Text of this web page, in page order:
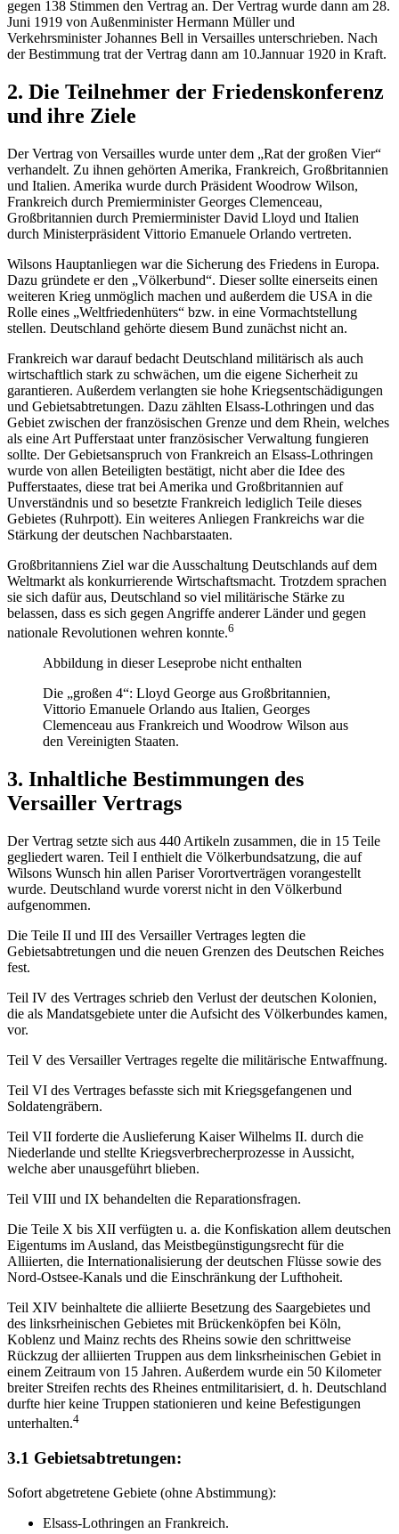
gegen 138 Stimmen den Vertrag an. Der Vertrag wurde dann am 28.
Juni 1919 von Außenminister Hermann Müller und
Verkehrsminister Johannes Bell in Versailles unterschrieben. Nach
der Bestimmung trat der Vertrag dann am 10.Jannuar 1920 in Kraft.
2. Die Teilnehmer der Friedenskonferenz
und ihre Ziele
Der Vertrag von Versailles wurde unter dem „Rat der großen Vier“
verhandelt. Zu ihnen gehörten Amerika, Frankreich, Großbritannien
und Italien. Amerika wurde durch Präsident Woodrow Wilson,
Frankreich durch Premierminister Georges Clemenceau,
Großbritannien durch Premierminister David Lloyd und Italien
durch Ministerpräsident Vittorio Emanuele Orlando vertreten.
Wilsons Hauptanliegen war die Sicherung des Friedens in Europa.
Dazu gründete er den „Völkerbund“. Dieser sollte einerseits einen
weiteren Krieg unmöglich machen und außerdem die USA in die
Rolle eines „Weltfriedenhüters“ bzw. in eine Vormachtstellung
stellen. Deutschland gehörte diesem Bund zunächst nicht an.
Frankreich war darauf bedacht Deutschland militärisch als auch
wirtschaftlich stark zu schwächen, um die eigene Sicherheit zu
garantieren. Außerdem verlangten sie hohe Kriegsentschädigungen
und Gebietsabtretungen. Dazu zählten Elsass-Lothringen und das
Gebiet zwischen der französischen Grenze und dem Rhein, welches
als eine Art Pufferstaat unter französischer Verwaltung fungieren
sollte. Der Gebietsanspruch von Frankreich an Elsass-Lothringen
wurde von allen Beteiligten bestätigt, nicht aber die Idee des
Pufferstaates, diese trat bei Amerika und Großbritannien auf
Unverständnis und so besetzte Frankreich lediglich Teile dieses
Gebietes (Ruhrpott). Ein weiteres Anliegen Frankreichs war die
Stärkung der deutschen Nachbarstaaten.
Großbritanniens Ziel war die Ausschaltung Deutschlands auf dem
Weltmarkt als konkurrierende Wirtschaftsmacht. Trotzdem sprachen
sie sich dafür aus, Deutschland so viel militärische Stärke zu
belassen, dass es sich gegen Angriffe anderer Länder und gegen
nationale Revolutionen wehren konnte.6
Abbildung in dieser Leseprobe nicht enthalten
Die „großen 4“: Lloyd George aus Großbritannien,
Vittorio Emanuele Orlando aus Italien, Georges
Clemenceau aus Frankreich und Woodrow Wilson aus
den Vereinigten Staaten.
3. Inhaltliche Bestimmungen des
Versailler Vertrags
Der Vertrag setzte sich aus 440 Artikeln zusammen, die in 15 Teile
gegliedert waren. Teil I enthielt die Völkerbundsatzung, die auf
Wilsons Wunsch hin allen Pariser Vorortverträgen vorangestellt
wurde. Deutschland wurde vorerst nicht in den Völkerbund
aufgenommen.
Die Teile II und III des Versailler Vertrages legten die
Gebietsabtretungen und die neuen Grenzen des Deutschen Reiches
fest.
Teil IV des Vertrages schrieb den Verlust der deutschen Kolonien,
die als Mandatsgebiete unter die Aufsicht des Völkerbundes kamen,
vor.
Teil V des Versailler Vertrages regelte die militärische Entwaffnung.
Teil VI des Vertrages befasste sich mit Kriegsgefangenen und
Soldatengräbern.
Teil VII forderte die Auslieferung Kaiser Wilhelms II. durch die
Niederlande und stellte Kriegsverbrecherprozesse in Aussicht,
welche aber unausgeführt blieben.
Teil VIII und IX behandelten die Reparationsfragen.
Die Teile X bis XII verfügten u. a. die Konfiskation allem deutschen
Eigentums im Ausland, das Meistbegünstigungsrecht für die
Alliierten, die Internationalisierung der deutschen Flüsse sowie des
Nord-Ostsee-Kanals und die Einschränkung der Lufthoheit.
Teil XIV beinhaltete die alliierte Besetzung des Saargebietes und
des linksrheinischen Gebietes mit Brückenköpfen bei Köln,
Koblenz und Mainz rechts des Rheins sowie den schrittweise
Rückzug der alliierten Truppen aus dem linksrheinischen Gebiet in
einem Zeitraum von 15 Jahren. Außerdem wurde ein 50 Kilometer
breiter Streifen rechts des Rheines entmilitarisiert, d. h. Deutschland
durfte hier keine Truppen stationieren und keine Befestigungen
unterhalten.4
3.1 Gebietsabtretungen:
Sofort abgetretene Gebiete (ohne Abstimmung):
Elsass-Lothringen an Frankreich.